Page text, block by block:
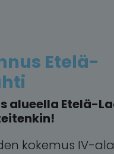
Etelä-
alueella Etelä-
kokemus IV-